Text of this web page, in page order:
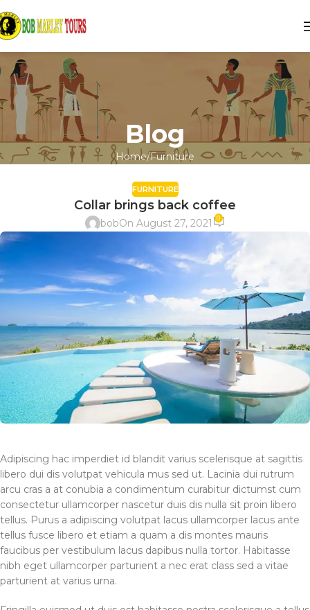
Blog
Home Furniture
FURNITURE
Collar brings back coffee
bobOn August 27, 2021 0
Adipiscing hac imperdiet id blandit varius scelerisque at sagittis
libero dui dis volutpat vehicula mus sed ut. Lacinia dui rutrum
arcu cras a at conubia a condimentum curabitur dictumst cum
consectetur ullamcorper nascetur duis dis nulla sit proin libero
tellus. Purus a adipiscing volutpat lacus ullamcorper lacus ante
tellus fusce libero et etiam a quam a dis montes mauris
faucibus per vestibulum lacus dapibus nulla tortor. Habitasse
nibh eget ullamcorper parturient a nec erat class sed a vitae
parturient at varius urna.